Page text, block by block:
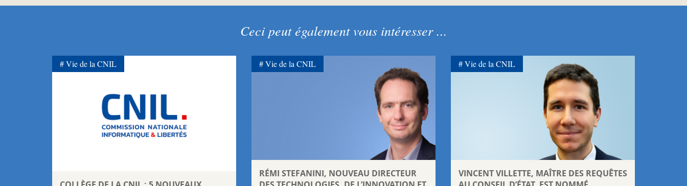
Ceci peut également vous intéresser ...
Vie de la CNIL
RÉMI STEFANINI, NOUVEAU DIRECTEUR
Vie de la CNIL
VINCENT VILLETTE, MAÎTRE DES REQUÊTES
Vie de la CNIL